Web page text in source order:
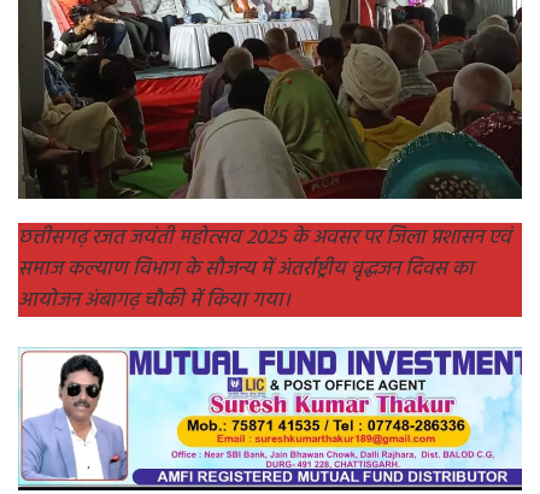
छत्तीसगढ़ रजत जयंती महोत्सव 2025 के अवसर पर जिला प्रशासन एवं
समाज कल्याण विभाग के सौजन्य में अंतर्राष्ट्रीय वृद्धजन दिवस का
आयोजन अंबागढ़ चौकी में किया गया।